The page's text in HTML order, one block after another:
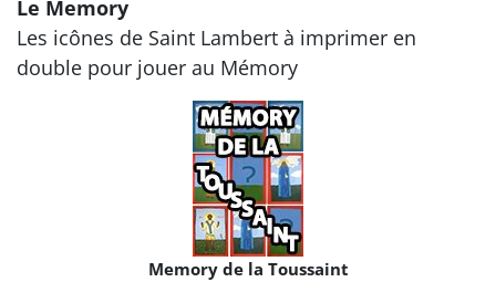
Le Memory
Les icônes de Saint Lambert à imprimer en
double pour jouer au Mémory
Memory de la Toussaint